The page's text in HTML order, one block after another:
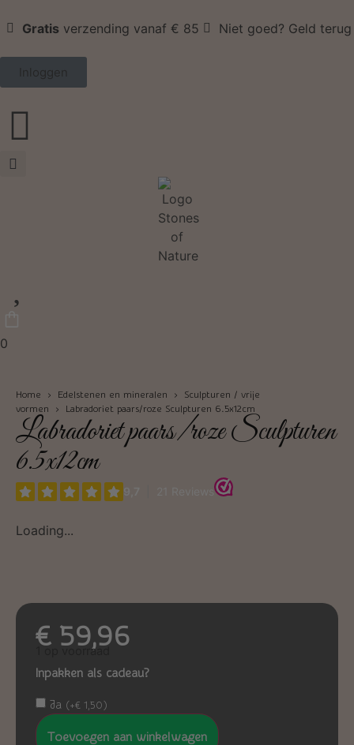
Gratis verzending vanaf € 85 Niet goed? Geld terug
Inloggen
0
Home › Edelstenen en mineralen › Sculpturen / vrije
vormen › Labradoriet paars/roze Sculpturen 6.5x12cm
Labradoriet paars/roze Sculpturen
6.5x12cm
Loading...
€59,96
1 op voorraad
Inpakken als cadeau?
Ja (+€ 1,50)
Toevoegen aan winkelwagen